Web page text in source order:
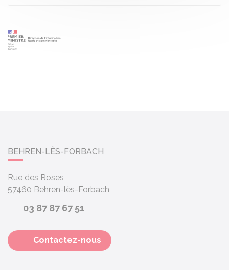
BEHREN-LÈS-FORBACH
Rue des Roses
57460 Behren-lès-Forbach
03 87 87 67 51
Contactez-nous